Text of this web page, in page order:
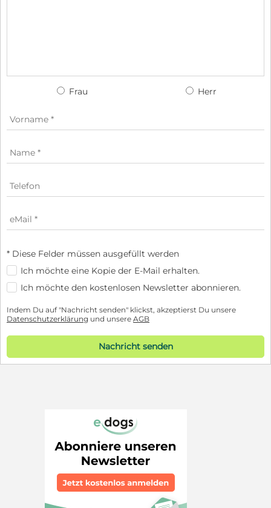
Frau Herr
* Diese Felder müssen ausgefüllt werden
Ich möchte eine Kopie der E-Mail erhalten.
Ich möchte den kostenlosen Newsletter abonnieren.
Indem Du auf "Nachricht senden" klickst, akzeptierst Du unsere
Datenschutzerklärung und unsere AGB
Nachricht senden